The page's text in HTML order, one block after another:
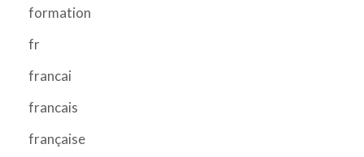
formation
fr
francai
francais
française